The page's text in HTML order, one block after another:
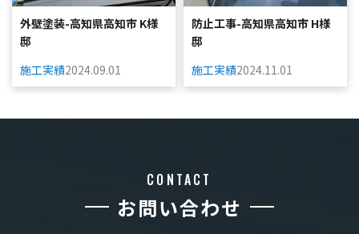
外壁塗装-高知県高知市 K様
邸
施工実績2024.09.01
防止工事-高知県高知市 H様
邸
施工実績2024.11.01
CONTACT
お問い合わせ